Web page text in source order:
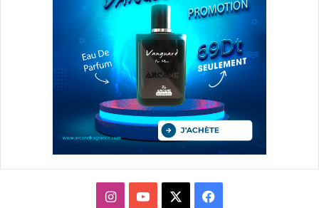
فيسبوك يوتيوبانستقرام